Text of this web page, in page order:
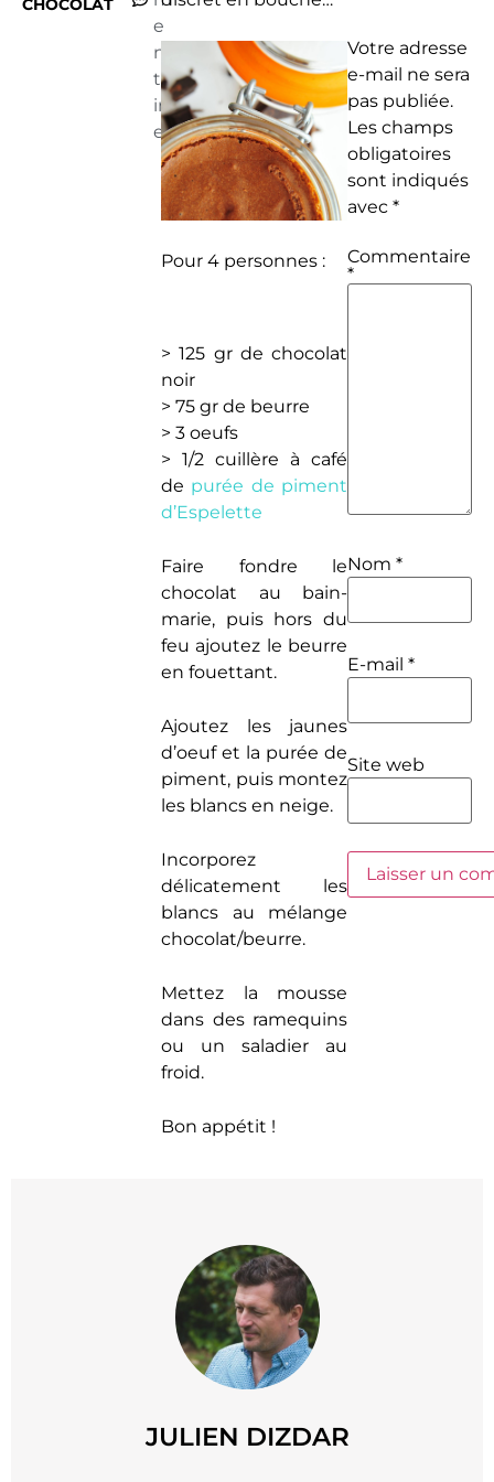
JULIEN DIZDAR
CHOCOLAT
e
n
ta
ir
e
Pour 4 personnes :
> 125 gr de chocolat
noir
> 75 gr de beurre
> 3 oeufs
> 1/2 cuillère à café
de purée de piment
d’Espelette
Faire fondre le
chocolat au bain-
marie, puis hors du
feu ajoutez le beurre
en fouettant.
Ajoutez les jaunes
d’oeuf et la purée de
piment, puis montez
les blancs en neige.
Incorporez
délicatement les
blancs au mélange
chocolat/beurre.
Mettez la mousse
dans des ramequins
ou un saladier au
froid.
Bon appétit !
Votre adresse
e-mail ne sera
pas publiée.
Les champs
obligatoires
sont indiqués
avec *
Commentaire
*
Nom *
E-mail *
Site web